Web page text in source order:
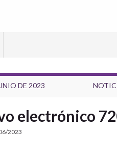
DE 2023
electrónico
2023